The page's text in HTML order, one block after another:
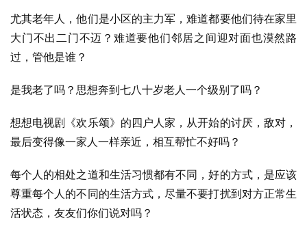
尤其老年人，他们是小区的主力军，难道都要他们待在家里
大门不出二门不迈？难道要他们邻居之间迎对面也漠然路
过，管他是谁？
是我老了吗？思想奔到七八十岁老人一个级别了吗？
想想电视剧《欢乐颂》的四户人家，从开始的讨厌，敌对，
最后变得像一家人一样亲近，相互帮忙不好吗？
每个人的相处之道和生活习惯都有不同，好的方式，是应该
尊重每个人的不同的生活方式，尽量不要打扰到对方正常生
活状态，友友们你们说对吗？